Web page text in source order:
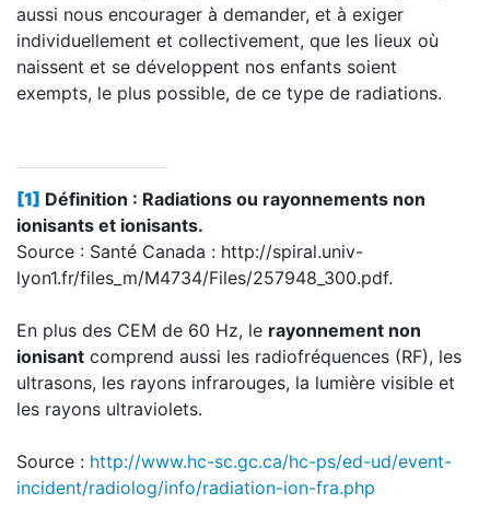
aussi nous encourager à demander, et à exiger
individuellement et collectivement, que les lieux où
naissent et se développent nos enfants soient
exempts, le plus possible, de ce type de radiations.
[1] Définition : Radiations ou rayonnements non
ionisants et ionisants.
Source : Santé Canada : http://spiral.univ-
lyon1.fr/files_m/M4734/Files/257948_300.pdf.
En plus des CEM de 60 Hz, le rayonnement non
ionisant comprend aussi les radiofréquences (RF), les
ultrasons, les rayons infrarouges, la lumière visible et
les rayons ultraviolets.
Source : http://www.hc-sc.gc.ca/hc-ps/ed-ud/event-
incident/radiolog/info/radiation-ion-fra.php